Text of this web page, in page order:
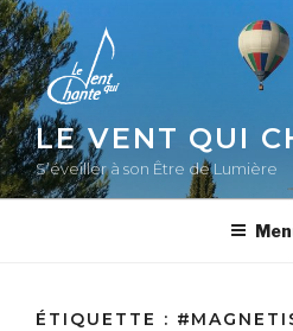
Aller
au
contenu
principal
LE VENT QUI
S’éveiller à son Être de Lumière
ÉTIQUETTE :